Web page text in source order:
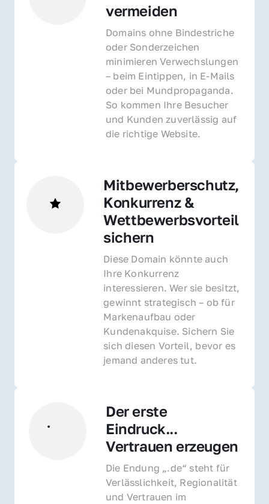
vermeiden
Domains ohne Bindestriche
oder Sonderzeichen
minimieren Verwechslungen
– beim Eintippen, in E-Mails
oder bei Mundpropaganda.
So kommen Ihre Besucher
und Kunden zuverlässig auf
die richtige Website.
Mitbewerberschutz,
Konkurrenz &
Wettbewerbsvorteil
sichern
Diese Domain könnte auch
Ihre Konkurrenz
interessieren. Wer sie besitzt,
gewinnt strategisch – ob für
Markenaufbau oder
Kundenakquise. Sichern Sie
sich diesen Vorteil, bevor es
jemand anderes tut.
Der erste
Eindruck...
Vertrauen erzeugen
Die Endung „.de“ steht für
Verlässlichkeit, Regionalität
und Vertrauen im